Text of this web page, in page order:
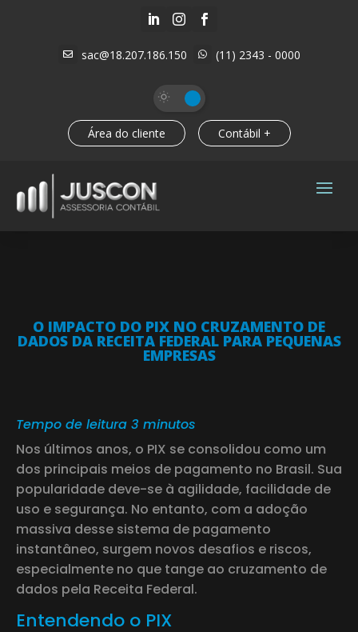
  
 sac@18.207.186.150  (11) 2343 - 0000
Área do cliente Contábil +
O IMPACTO DO PIX NO CRUZAMENTO DE
DADOS DA RECEITA FEDERAL PARA PEQUENAS
EMPRESAS
Tempo de leitura 3 minutos
Nos últimos anos, o PIX se consolidou como um
dos principais meios de pagamento no Brasil. Sua
popularidade deve-se à agilidade, facilidade de
uso e segurança. No entanto, com a adoção
massiva desse sistema de pagamento
instantâneo, surgem novos desafios e riscos,
especialmente no que tange ao cruzamento de
dados pela Receita Federal.
Entendendo o PIX